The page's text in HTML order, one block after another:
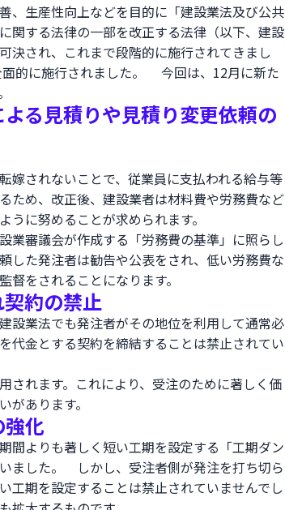
生産性向上などを目的に「建設業法及び公共
関する法律の一部を改正する法律（以下、建設
決され、これまで段階的に施行されてきまし
的に施行されました。 今回は、12月に新た
る見積りや見積り変更依頼の
嫁されないことで、従業員に支払われる給与等
ため、改正後、建設業者は材料費や労務費など
に努めることが求められます。
業審議会が作成する「労務費の基準」に照らし
した発注者は勧告や公表をされ、低い労務費な
督をされることになります。
約の禁止
設業法でも発注者がその地位を利用して通常必
代金とする契約を締結することは禁止されてい
されます。これにより、受注のために著しく価
があります。
化
間よりも著しく短い工期を設定する「工期ダン
ました。 しかし、受注者側が発注を打ち切ら
工期を設定することは禁止されていませんでし